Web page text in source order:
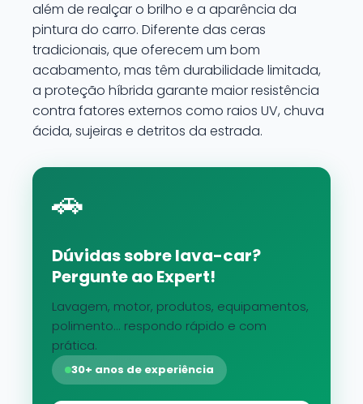
além de realçar o brilho e a aparência da
pintura do carro. Diferente das ceras
tradicionais, que oferecem um bom
acabamento, mas têm durabilidade limitada,
a proteção híbrida garante maior resistência
contra fatores externos como raios UV, chuva
ácida, sujeiras e detritos da estrada.
🚗
Dúvidas sobre lava-car?
Pergunte ao Expert!
Lavagem, motor, produtos, equipamentos,
polimento... respondo rápido e com
prática.
30+ anos de experiência